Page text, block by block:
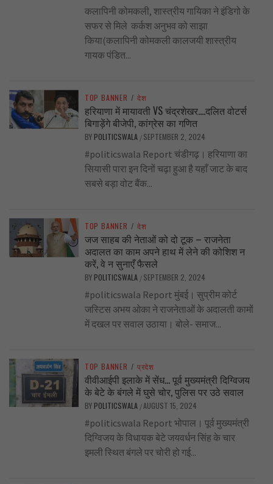
कलापिनी कोमकली, शास्त्रीय गायिका ने इंडिगो के
सफर से मिले कर्कश अनुभव को साझा
किया(कलापिनी कोमकली कालजयी शास्त्रीय
गायक पंडित...
TOP BANNER / देश
हरियाणा में मायावती VS चंद्रशेखर….दलित वोटर्स
बिगाड़ेंगे बीजेपी, कांग्रेस का गणित
BY POLITICSWALA / SEPTEMBER 2, 2024
#politicswala Report चंडीगढ़। हरियाणा का
सियासी पारा इन दिनों चढ़ा हुआ है यहाँ जाट के बाद
सबसे बड़ा वोट बैंक...
TOP BANNER / देश
जज साहब की नेताओं को दो टूक – राजनेता
अदालत का काम अपने हाथ में लेने की कोशिश न
करें, वे न सुनाएँ फैसले
BY POLITICSWALA / SEPTEMBER 2, 2024
#politicswala Report मुंबई। सुप्रीम कोर्ट
जस्टिस अभय ओका ने राजनेताओं के अदालती कामों
में दखल पर सवाल उठाया। बोले- समाज...
TOP BANNER / प्रदेश
वीवीआईपी इलाके में सेंध… पूर्व मुख्यमंत्री दिग्विजय
के बेटे के बंगले में घुसे चोर, पुलिस पर उठे सवाल
BY POLITICSWALA /AUGUST 15, 2024
#politicswala Report भोपाल। पूर्व मुख्यमंत्री
दिग्विजय के विधायक बेटे जयवर्धन सिंह के चार
इमली स्थित बंगले पर चोरी हो गई...